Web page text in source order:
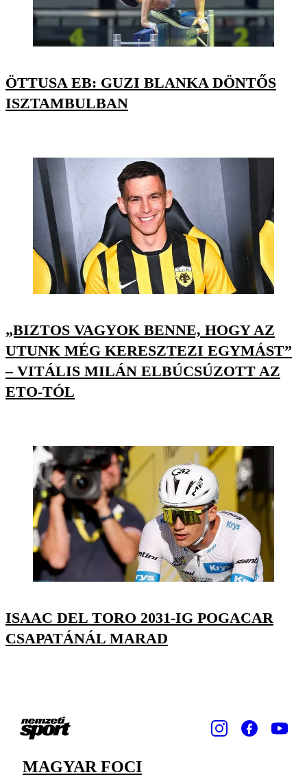
ÖTTUSA EB: GUZI BLANKA DÖNTŐS
ISZTAMBULBAN
„BIZTOS VAGYOK BENNE, HOGY AZ
UTUNK MÉG KERESZTEZI EGYMÁST”
– VITÁLIS MILÁN ELBÚCSÚZOTT AZ
ETO-TÓL
ISAAC DEL TORO 2031-IG POGACAR
CSAPATÁNÁL MARAD
MAGYAR FOCI